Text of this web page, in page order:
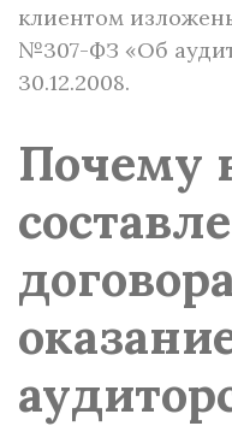
клиентом
№307-ФЗ «Об
30.12.2008.
Почему